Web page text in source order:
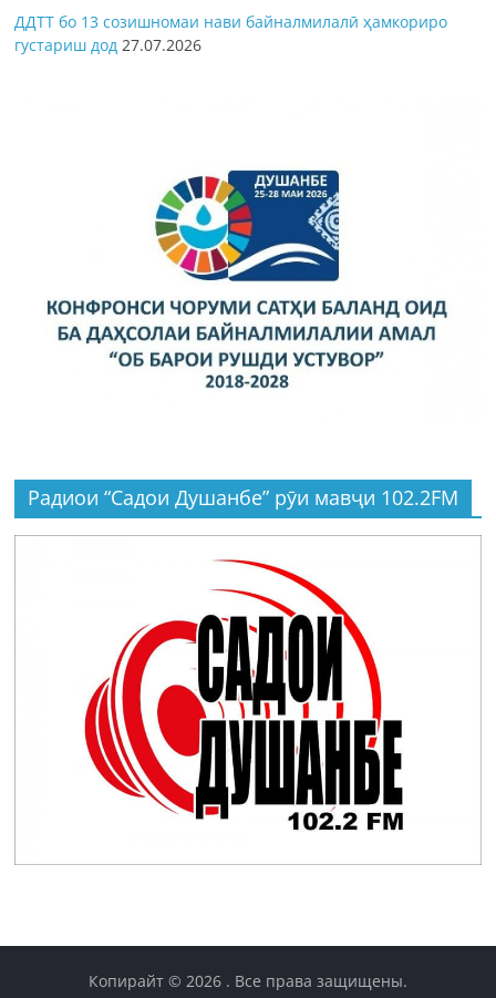
ДДТТ бо 13 созишномаи нави байналмилалӣ ҳамкориро
густариш дод 27.07.2026
Радиои “Садои Душанбе” рӯи мавҷи 102.2FM
Копирайт © 2026 . Все права защищены.